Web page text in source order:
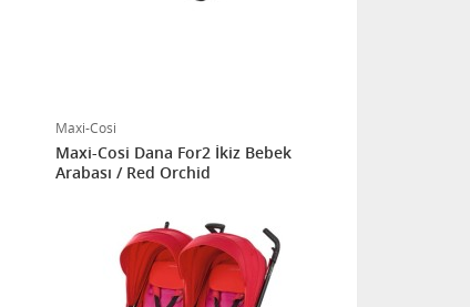
Maxi-Cosi
Maxi-Cosi Dana For2 İkiz Bebek
Arabası / Red Orchid